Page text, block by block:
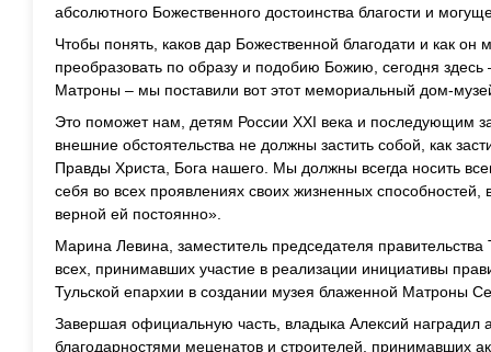
абсолютного Божественного достоинства благости и
Чтобы понять, каков дар Божественной благодати и как он
преобразовать по образу и подобию Божию, сегодня
Матроны – мы поставили вот этот мемориальный дом-
Это поможет нам, детям России XXI века и последующим
внешние обстоятельства не должны застить собой, как
Правды Христа, Бога нашего. Мы должны всегда носить
себя во всех проявлениях своих жизненных
верной ей постоянно».
Марина Левина, заместитель председателя правительства
всех, принимавших участие в реализации инициативы
Тульской епархии в создании музея блаженной Матроны
Завершая официальную часть, владыка Алексий наградил
благодарностями меценатов и строителей, принимавших